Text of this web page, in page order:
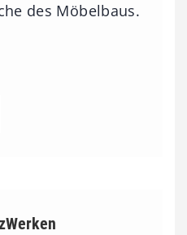
des Möbelbaus.